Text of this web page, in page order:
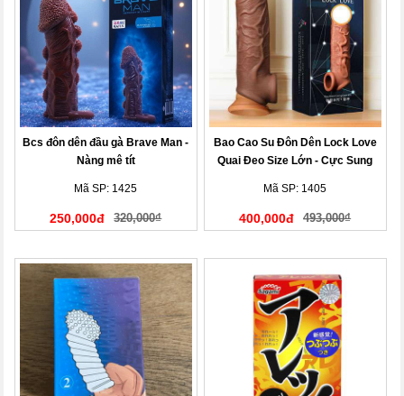
Bcs đôn dên đầu gà Brave Man -
Nàng mê tít
Mã SP: 1425
250,000đ 320,000₫
Bao Cao Su Đôn Dên Lock Love
Quai Đeo Size Lớn - Cực Sung
Mã SP: 1405
400,000đ 493,000₫